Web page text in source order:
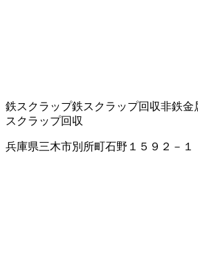
鉄スクラップ鉄スクラップ回収非鉄金
スクラップ回収
兵庫県三木市別所町石野１５９２－１